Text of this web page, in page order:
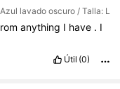
lavado oscuro / Talla: L
anything I have . I
Útil (0)